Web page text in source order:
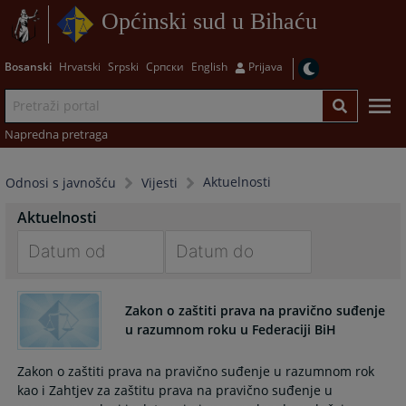
Općinski sud u Bihaću
Bosanski Hrvatski Srpski Српски English Prijava
Napredna pretraga
Odnosi s javnošću Vijesti Aktuelnosti
Aktuelnosti
forward
interact
the
calendar
forward
to
the
calendar
Zakon o zaštiti prava na pravično suđenje
u razumnom roku u Federaciji BiH
Zakon o zaštiti prava na pravično suđenje u razumnom rok
kao i Zahtjev za zaštitu prava na pravično suđenje u